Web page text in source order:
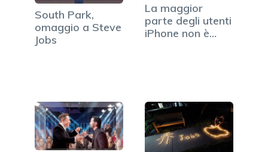
South Park,
omaggio a Steve
Jobs
La maggior
parte degli utenti
iPhone non è…